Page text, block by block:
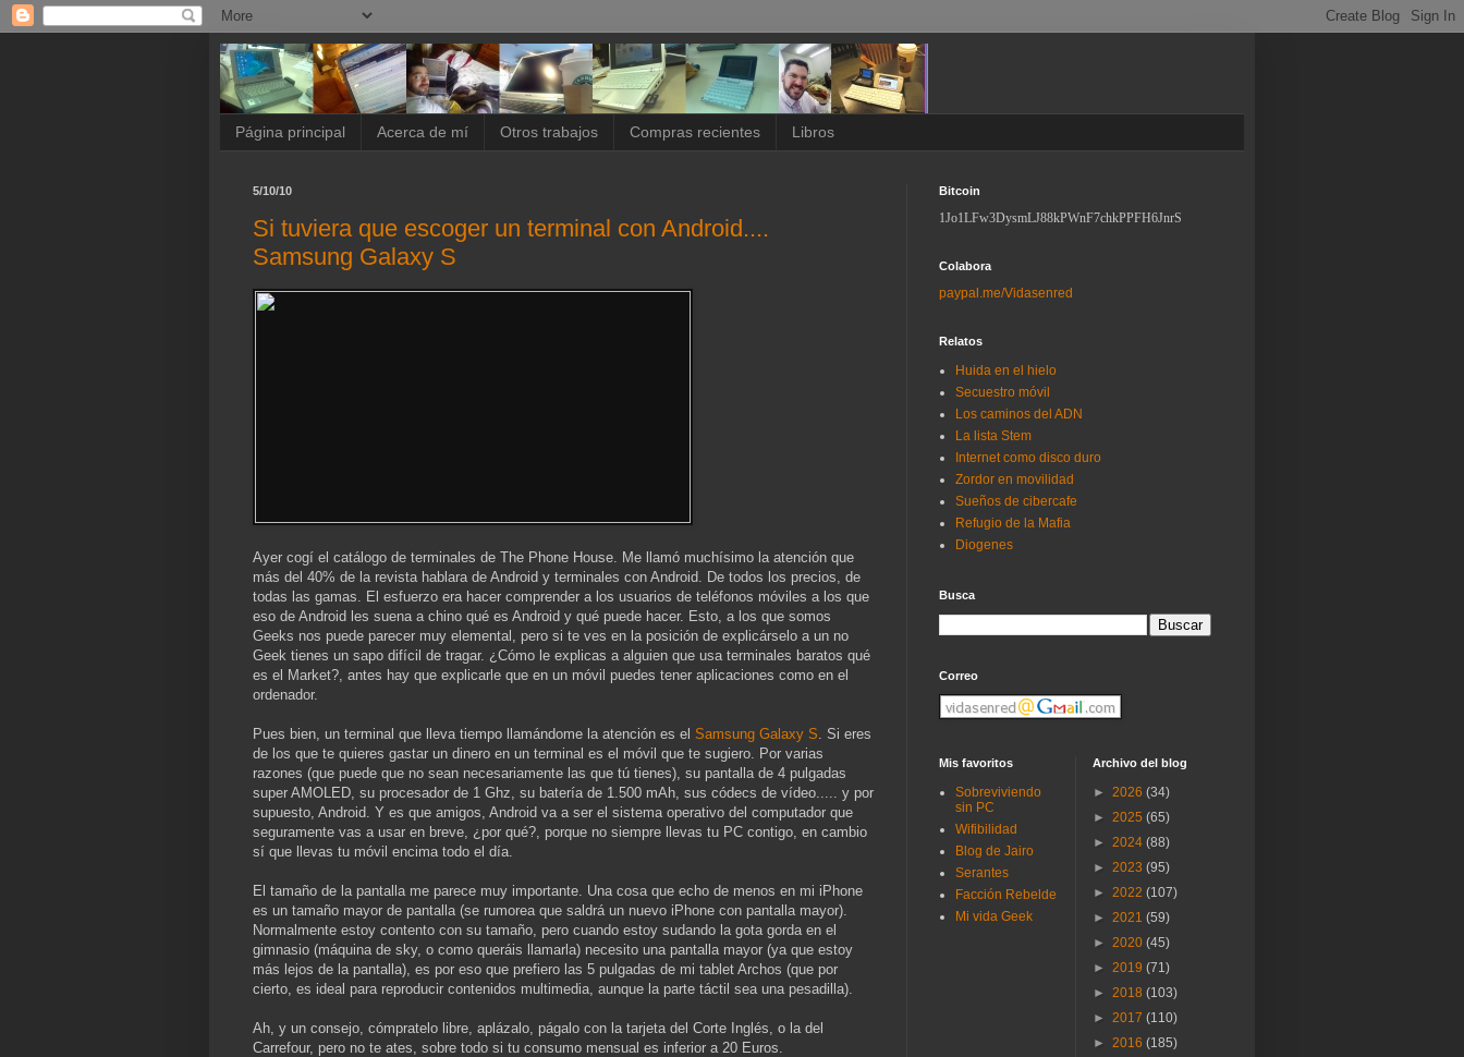
Página principal Acerca de mí Otros trabajos Compras recientes Libros
5/10/10
Si tuviera que escoger un terminal con Android....
Samsung Galaxy S
Ayer cogí el catálogo de terminales de The Phone House. Me llamó muchísimo la atención que
más del 40% de la revista hablara de Android y terminales con Android. De todos los precios, de
todas las gamas. El esfuerzo era hacer comprender a los usuarios de teléfonos móviles a los que
eso de Android les suena a chino qué es Android y qué puede hacer. Esto, a los que somos
Geeks nos puede parecer muy elemental, pero si te ves en la posición de explicárselo a un no
Geek tienes un sapo difícil de tragar. ¿Cómo le explicas a alguien que usa terminales baratos qué
es el Market?, antes hay que explicarle que en un móvil puedes tener aplicaciones como en el
ordenador.
Pues bien, un terminal que lleva tiempo llamándome la atención es el Samsung Galaxy S. Si eres
de los que te quieres gastar un dinero en un terminal es el móvil que te sugiero. Por varias
razones (que puede que no sean necesariamente las que tú tienes), su pantalla de 4 pulgadas
super AMOLED, su procesador de 1 Ghz, su batería de 1.500 mAh, sus códecs de vídeo..... y por
supuesto, Android. Y es que amigos, Android va a ser el sistema operativo del computador que
seguramente vas a usar en breve, ¿por qué?, porque no siempre llevas tu PC contigo, en cambio
sí que llevas tu móvil encima todo el día.
El tamaño de la pantalla me parece muy importante. Una cosa que echo de menos en mi iPhone
es un tamaño mayor de pantalla (se rumorea que saldrá un nuevo iPhone con pantalla mayor).
Normalmente estoy contento con su tamaño, pero cuando estoy sudando la gota gorda en el
gimnasio (máquina de sky, o como queráis llamarla) necesito una pantalla mayor (ya que estoy
más lejos de la pantalla), es por eso que prefiero las 5 pulgadas de mi tablet Archos (que por
cierto, es ideal para reproducir contenidos multimedia, aunque la parte táctil sea una pesadilla).
Ah, y un consejo, cómpratelo libre, aplázalo, págalo con la tarjeta del Corte Inglés, o la del
Carrefour, pero no te ates, sobre todo si tu consumo mensual es inferior a 20 Euros.
Bitcoin
1Jo1LFw3DysmLJ88kPWnF7chkPPFH6JnrS
Colabora
paypal.me/Vidasenred
Relatos
Huida en el hielo
Secuestro móvil
Los caminos del ADN
La lista Stem
Internet como disco duro
Zordor en movilidad
Sueños de cibercafe
Refugio de la Mafia
Diogenes
Busca
Correo
Mis favoritos
Sobreviviendo
sin PC
Wifibilidad
Blog de Jairo
Serantes
Facción Rebelde
Mi vida Geek
Archivo del blog
► 2026 (34)
► 2025 (65)
► 2024 (88)
► 2023 (95)
► 2022 (107)
► 2021 (59)
► 2020 (45)
► 2019 (71)
► 2018 (103)
► 2017 (110)
► 2016 (185)